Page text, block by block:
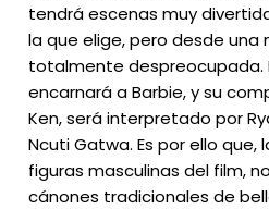
tendrá escenas muy
la que elige, pero desde una
totalmente despreocupada.
encarnará a Barbie, y su
Ken, será interpretado por
Ncuti Gatwa. Es por ello que,
figuras masculinas del film,
cánones tradicionales de